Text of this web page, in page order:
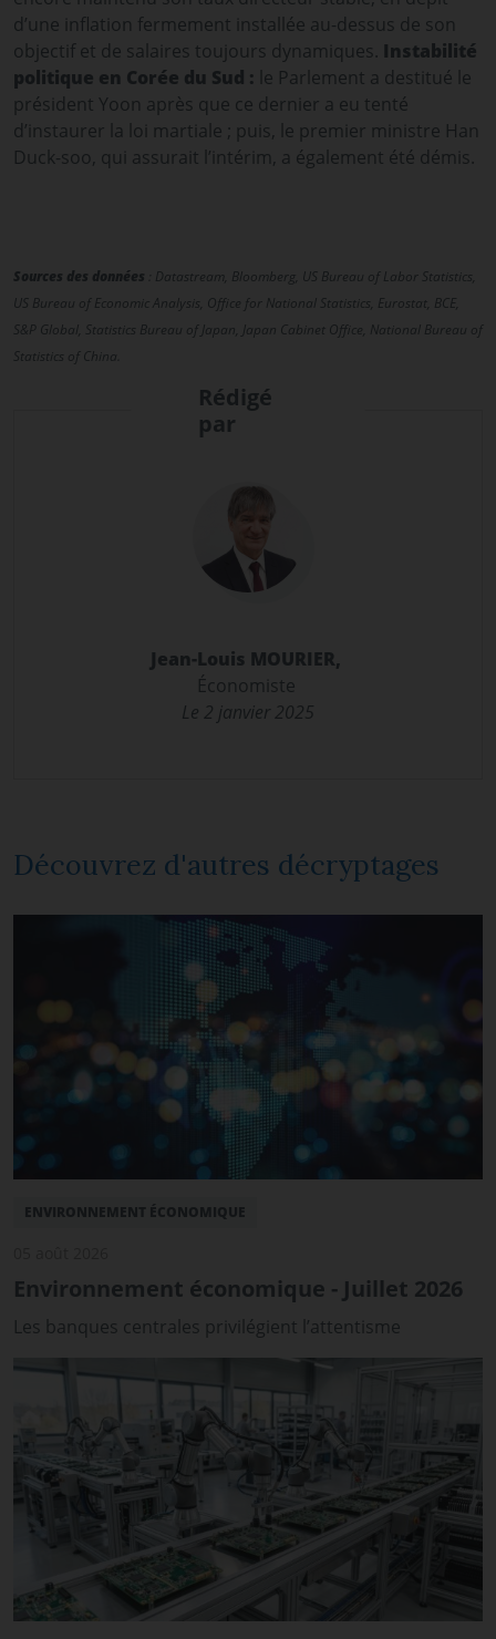
d’une inflation fermement installée au-dessus de son
objectif et de salaires toujours dynamiques. Instabilité
politique en Corée du Sud : le Parlement a destitué le
président Yoon après que ce dernier a eu tenté
d’instaurer la loi martiale ; puis, le premier ministre Han
Duck-soo, qui assurait l’intérim, a également été démis.
Sources des données
: Datastream, Bloomberg, US Bureau of Labor Statistics,
US Bureau of Economic Analysis, Office for National Statistics, Eurostat, BCE,
S&P Global, Statistics Bureau of Japan, Japan Cabinet Office, National Bureau of
Statistics of China.
Rédigé
par
Jean-Louis MOURIER,
Économiste
Le 2 janvier 2025
Découvrez d'autres décryptages
ENVIRONNEMENT ÉCONOMIQUE
Environnement économique - Juillet 2026
Les banques centrales privilégient l’attentisme